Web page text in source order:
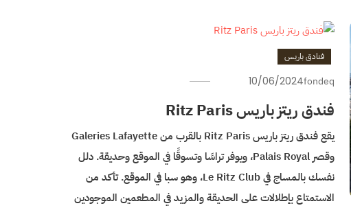
فنادق باريس
10/06/2024fondeq
فندق ريتز باريس Ritz Paris
يقع فندق ريتز باريس Ritz Paris بالقرب من Galeries Lafayette
وقصر Palais Royal، ويوفر تراسًا وتسوقًا في الموقع وحديقة. دلل
نفسك بالمساج في Le Ritz Club، وهو سبا في الموقع. تأكد من
الاستمتاع بإطلالات على الحديقة والمزيد في المطعمين الموجودين